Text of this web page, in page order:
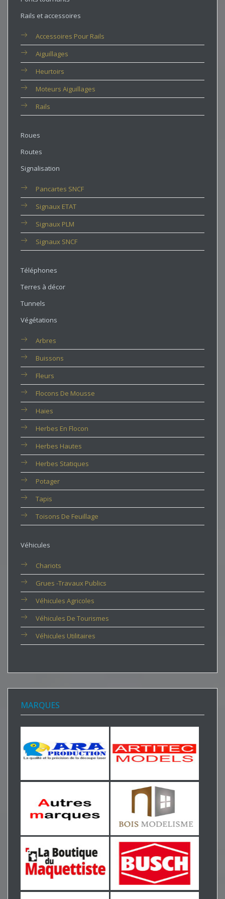
Rails et accessoires
Accessoires Pour Rails
Aiguillages
Heurtoirs
Moteurs Aiguillages
Rails
Roues
Routes
Signalisation
Pancartes SNCF
Signaux ETAT
Signaux PLM
Signaux SNCF
Téléphones
Terres à décor
Tunnels
Végétations
Arbres
Buissons
Fleurs
Flocons De Mousse
Haies
Herbes En Flocon
Herbes Hautes
Herbes Statiques
Potager
Tapis
Toisons De Feuillage
Véhicules
Chariots
Grues -travaux Publics
Véhicules Agricoles
Véhicules De Tourismes
Véhicules Utilitaires
MARQUES